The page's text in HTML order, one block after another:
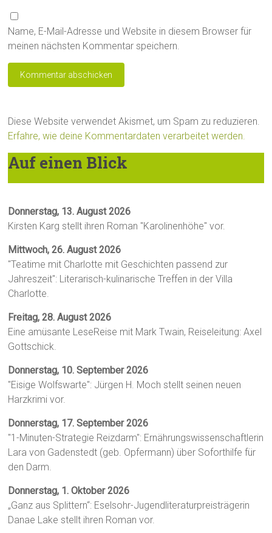
Name, E-Mail-Adresse und Website in diesem Browser für
meinen nächsten Kommentar speichern.
Diese Website verwendet Akismet, um Spam zu reduzieren.
Erfahre, wie deine Kommentardaten verarbeitet werden.
Auf einen Blick
Donnerstag, 13. August 2026
Kirsten Karg stellt ihren Roman "Karolinenhöhe" vor.
Mittwoch, 26. August 2026
"Teatime mit Charlotte mit Geschichten passend zur
Jahreszeit": Literarisch-kulinarische Treffen in der Villa
Charlotte.
Freitag, 28. August 2026
Eine amüsante LeseReise mit Mark Twain, Reiseleitung: Axel
Gottschick.
Donnerstag, 10. September 2026
"Eisige Wolfswarte": Jürgen H. Moch stellt seinen neuen
Harzkrimi vor.
Donnerstag, 17. September 2026
"1-Minuten-Strategie Reizdarm": Ernährungswissenschaftlerin
Lara von Gadenstedt (geb. Opfermann) über Soforthilfe für
den Darm.
Donnerstag, 1. Oktober 2026
„Ganz aus Splittern“: Eselsohr-Jugendliteraturpreisträgerin
Danae Lake stellt ihren Roman vor.